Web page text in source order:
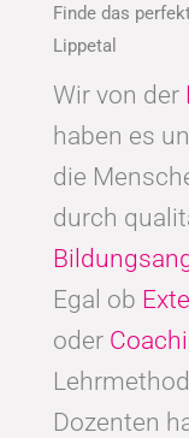
Finde das
Lippetal
Wir von der
haben es
die
durch
Egal ob
oder
Dozenten